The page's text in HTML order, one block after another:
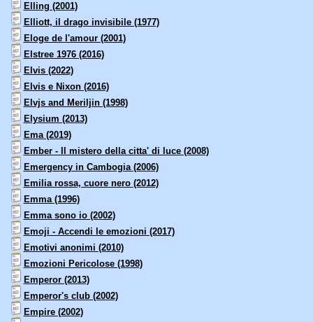
Elling (2001)
Elliott, il drago invisibile (1977)
Eloge de l'amour (2001)
Elstree 1976 (2016)
Elvis (2022)
Elvis e Nixon (2016)
Elvjs and Meriljin (1998)
Elysium (2013)
Ema (2019)
Ember - Il mistero della citta' di luce (2008)
Emergency in Cambogia (2006)
Emilia rossa, cuore nero (2012)
Emma (1996)
Emma sono io (2002)
Emoji - Accendi le emozioni (2017)
Emotivi anonimi (2010)
Emozioni Pericolose (1998)
Emperor (2013)
Emperor's club (2002)
Empire (2002)